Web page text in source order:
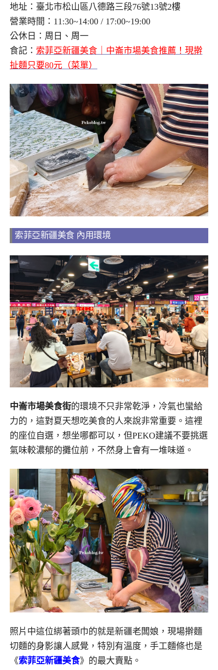
地址：臺北市松山區八德路三段76號13號2樓
營業時間：11:30~14:00 / 17:00~19:00
公休日：周日、周一
食記： 索菲亞新疆美食｜中崙市場美食推薦！現擀
扯麵只要80元（菜單）
索菲亞新疆美食 內用環境
中崙市場美食街的環境不只非常乾淨，冷氣也蠻給
力的，這對夏天想吃美食的人來說非常重要。這裡
的座位自選，想坐哪都可以，但PEKO建議不要挑選
氣味較濃郁的攤位前，不然身上會有一堆味道。
照片中這位綁著頭巾的就是新疆老闆娘，現場擀麵
切麵的身影讓人感覺，特別有溫度，手工麵條也是
《索菲亞新疆美食》的最大賣點。